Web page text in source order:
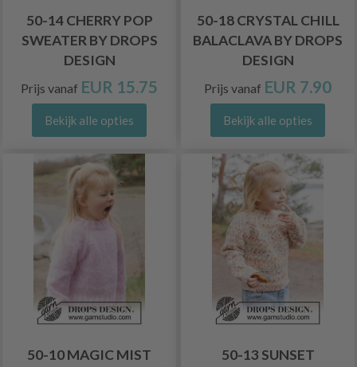
50-14 CHERRY POP
SWEATER BY DROPS
DESIGN
Prijs vanaf EUR 15.75
Bekijk alle opties
50-18 CRYSTAL CHILL
BALACLAVA BY DROPS
DESIGN
Prijs vanaf EUR 7.90
Bekijk alle opties
50-10 MAGIC MIST
50-13 SUNSET